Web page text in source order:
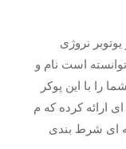
نروژی
است نام و
را با این پوکر
ارائه کرده که م
ای شرط بندی